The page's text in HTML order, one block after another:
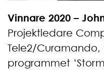
Vinnare 2020 –
Projektledare
Tele2/
programmet